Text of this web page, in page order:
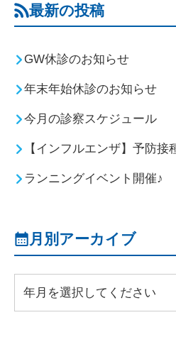
最新の投稿
GW休診のお知らせ
年末年始休診のお知らせ
今月の診察スケジュール
【インフルエンザ】予防接
ランニングイベント開催♪
月別アーカイブ
年月を選択してください